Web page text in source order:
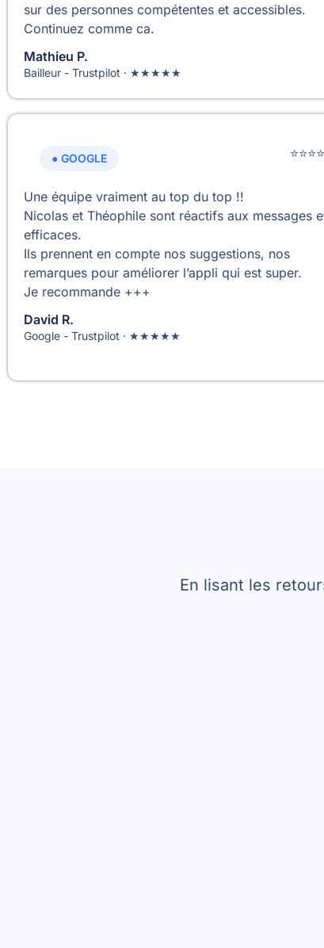
sur des personnes compétentes et accessibles.
Continuez comme ca.
Mathieu P.
Bailleur - Trustpilot · ★★★★★
● GOOGLE
Une équipe vraiment au top du top !!
Nicolas et Théophile sont réactifs aux messages
efficaces.
Ils prennent en compte nos suggestions, nos
remarques pour améliorer l’appli qui est super.
Je recommande +++
David R.
Google - Trustpilot · ★★★★★
En lisant les